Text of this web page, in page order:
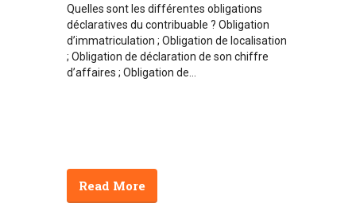
Quelles sont les différentes obligations
déclaratives du contribuable ? Obligation
d’immatriculation ; Obligation de localisation
; Obligation de déclaration de son chiffre
d’affaires ; Obligation de...
Read More